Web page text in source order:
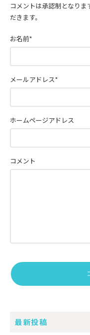
コメントは承認制となり
だきます。
コメント
お名前*
メールアドレス*
ホームページアドレス
最新投稿